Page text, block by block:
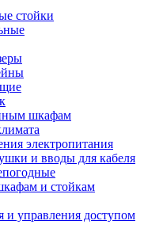
стойки
шкафам
электропитания
и вводы для кабеля
и стойкам
управления доступом